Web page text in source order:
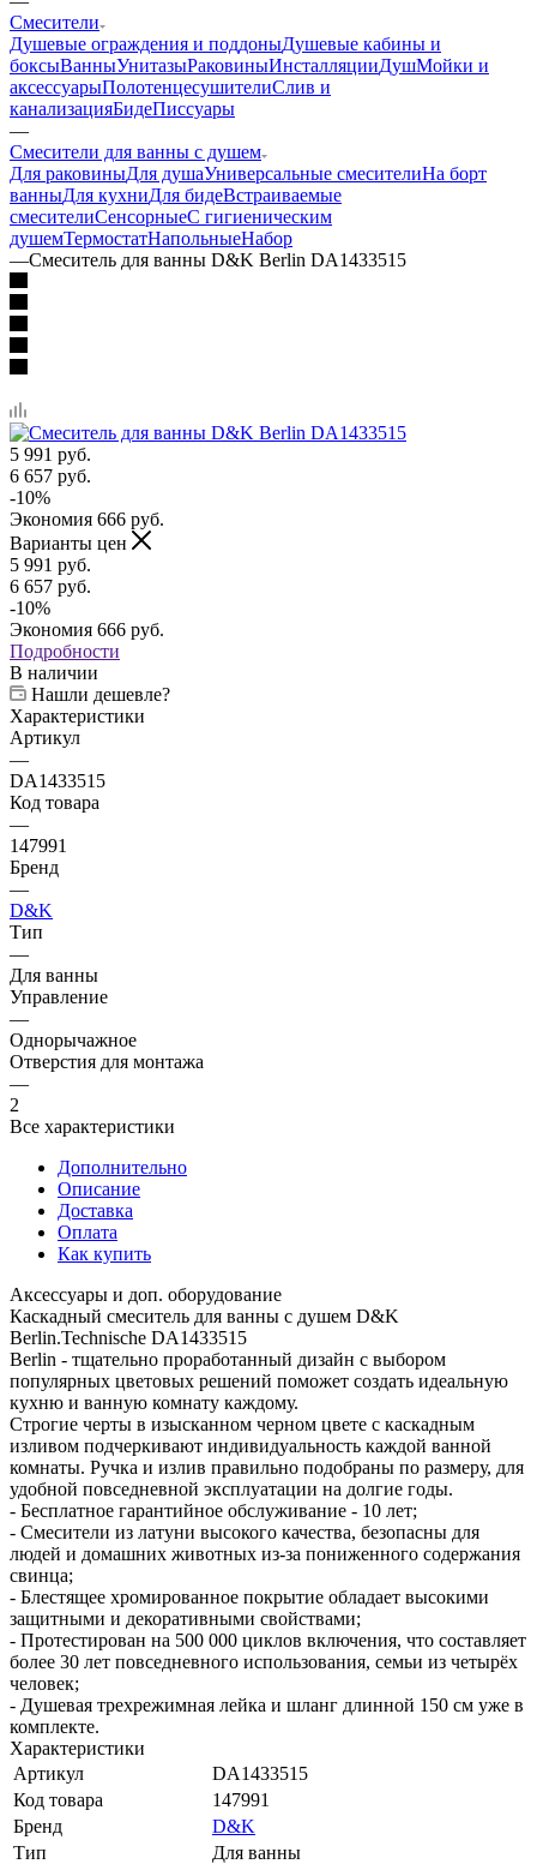
Смесители
Душевые ограждения и поддоныДушевые кабины и
боксыВанныУнитазыРаковиныИнсталляцииДушМойки и
аксессуарыПолотенцесушителиСлив и
канализацияБидеПиссуары
—
Смесители для ванны с душем
Для раковиныДля душаУниверсальные смесителиНа борт
ванныДля кухниДля бидеВстраиваемые
смесителиСенсорныеС гигиеническим
душемТермостатНапольныеНабор
—Смеситель для ванны D&K Berlin DA1433515
5 991 руб.
6 657 руб.
-10%
Экономия 666 руб.
Варианты цен
5 991 руб.
6 657 руб.
-10%
Экономия 666 руб.
Подробности
В наличии
Нашли дешевле?
Характеристики
Артикул
—
DA1433515
Код товара
—
147991
Бренд
—
D&K
Тип
—
Для ванны
Управление
—
Однорычажное
Отверстия для монтажа
—
2
Все характеристики
Дополнительно
Описание
Доставка
Оплата
Как купить
Аксессуары и доп. оборудование
Каскадный смеситель для ванны с душем D&K
Berlin.Technische DA1433515
Berlin - тщательно проработанный дизайн с выбором
популярных цветовых решений поможет создать идеальную
кухню и ванную комнату каждому.
Строгие черты в изысканном черном цвете с каскадным
изливом подчеркивают индивидуальность каждой ванной
комнаты. Ручка и излив правильно подобраны по размеру, для
удобной повседневной эксплуатации на долгие годы.
- Бесплатное гарантийное обслуживание - 10 лет;
- Смесители из латуни высокого качества, безопасны для
людей и домашних животных из-за пониженного содержания
свинца;
- Блестящее хромированное покрытие обладает высокими
защитными и декоративными свойствами;
- Протестирован на 500 000 циклов включения, что составляет
более 30 лет повседневного использования, семьи из четырёх
человек;
- Душевая трехрежимная лейка и шланг длинной 150 см уже в
комплекте.
Характеристики
Артикул
DA1433515
Код товара
147991
Бренд
D&K
Тип
Для ванны